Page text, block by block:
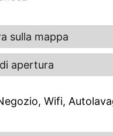
sulla mappa
apertura
Wifi,